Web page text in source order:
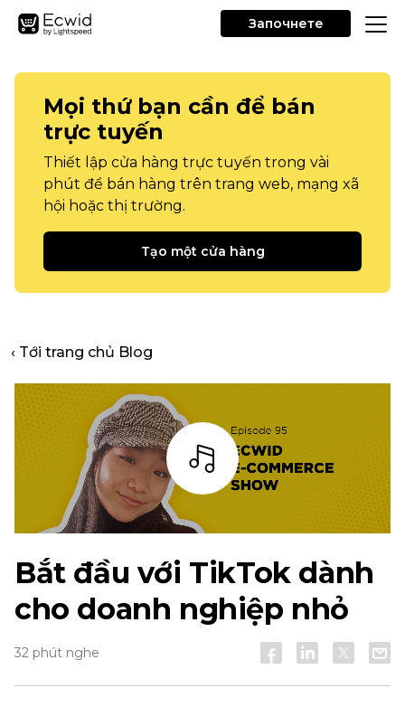
Започнете
Mọi thứ bạn cần để bán
trực tuyến
Thiết lập cửa hàng trực tuyến trong vài
phút để bán hàng trên trang web, mạng xã
hội hoặc thị trường.
Tạo một cửa hàng
‹ Tới trang chủ Blog
Thanh
Bắt đầu với TikTok dành
cho doanh nghiệp nhỏ
32 phút nghe